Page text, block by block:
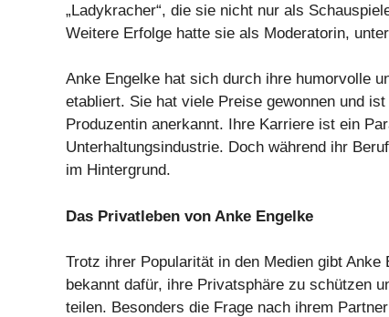
„Ladykracher“, die sie nicht nur als
Weitere Erfolge hatte sie als Moderatorin,
Anke Engelke hat sich durch ihre humorvolle
etabliert. Sie hat viele Preise gewonnen und
Produzentin anerkannt. Ihre Karriere ist ein
Unterhaltungsindustrie. Doch während ihr
im Hintergrund.
Das Privatleben von Anke Engelke
Trotz ihrer Popularität in den Medien gibt
bekannt dafür, ihre Privatsphäre zu schützen
teilen. Besonders die Frage nach ihrem